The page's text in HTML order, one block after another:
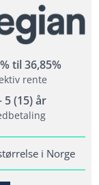
til 36,85%
rente
5 (15) år
i Norge